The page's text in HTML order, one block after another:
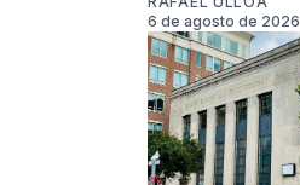
6 de agosto de 2026